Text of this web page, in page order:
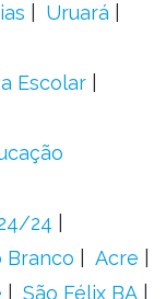
Uruará
Escolar
24
Branco
Acre
São Félix BA